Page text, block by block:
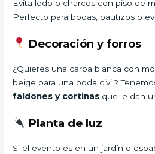
Evita lodo o charcos con piso de
Perfecto para bodas, bautizos o
Decoración y forros
¿Quieres una carpa blanca con
beige para una boda civil?
faldones y cortinas que le dan
Planta de luz
Si el evento es en un jardín o